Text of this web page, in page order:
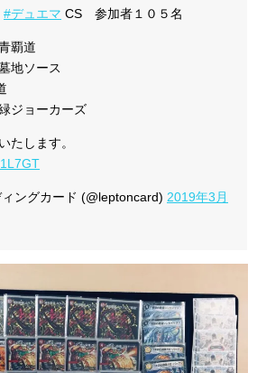
#デュエマ CS 参加者１０５名
覇道
地ソース
ジョーカーズ
たします。
ングカード (@leptoncard) 2019年3月